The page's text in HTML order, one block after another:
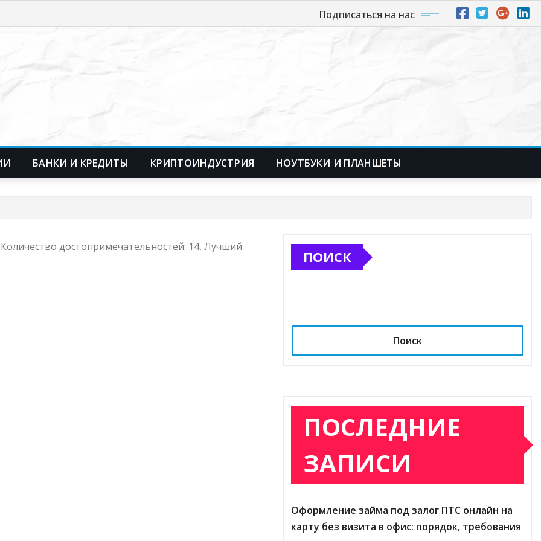
Подписаться на нас
БАНКИ И КРЕДИТЫ КРИПТОИНДУСТРИЯ НОУТБУКИ И ПЛАНШЕТЫ
достопримечательностей: 14, Лучший
ПОИСК
Поиск
ПОСЛЕДНИЕ
ЗАПИСИ
Оформление займа под залог ПТС онлайн на
карту без визита в офис: порядок, требования